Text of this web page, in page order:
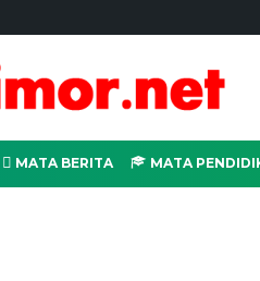
MATA BERITA MATA